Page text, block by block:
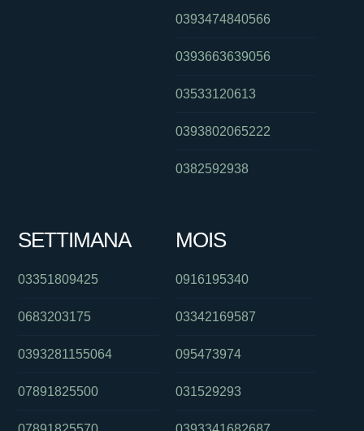
0393474840566
0393663639056
03533120613
0393802065222
0382592938
SETTIMANA
03351809425
0683203175
0393281155064
07891825500
MOIS
0916195340
03342169587
095473974
031529293